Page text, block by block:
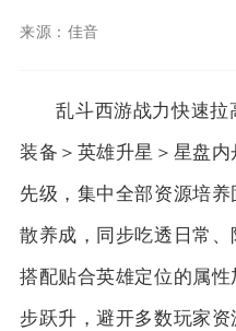
来源： 佳音
乱斗西游战力快速拉
装备＞英雄升星＞星盘
先级，集中全部资源培
散养成，同步吃透日常、
搭配贴合英雄定位的属
步跃升，避开多数玩家